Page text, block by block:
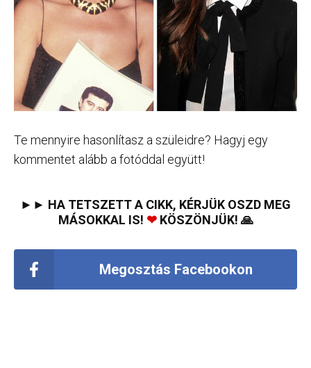
Te mennyire hasonlítasz a szüleidre? Hagyj egy
kommentet alább a fotóddal együtt!
►► HA TETSZETT A CIKK, KÉRJÜK OSZD MEG
MÁSOKKAL IS! ❤KÖSZÖNJÜK! 🙏
Megosztás Facebookon